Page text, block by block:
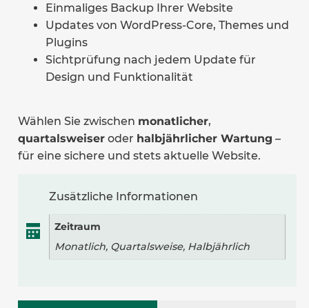
Einmaliges Backup Ihrer Website
Updates von WordPress-Core, Themes und
Plugins
Sichtprüfung nach jedem Update für
Design und Funktionalität
Wählen Sie zwischen monatlicher,
quartalsweiser oder halbjährlicher Wartung –
für eine sichere und stets aktuelle Website.
Zusätzliche Informationen
Zeitraum
Monatlich, Quartalsweise, Halbjährlich